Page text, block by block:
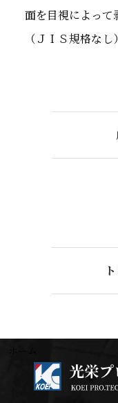
面を目視によって
（ＪＩＳ規格なし）